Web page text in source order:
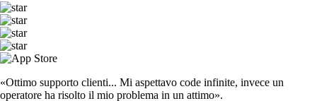
«Ottimo supporto clienti... Mi aspettavo code infinite, invece un
operatore ha risolto il mio problema in un attimo».